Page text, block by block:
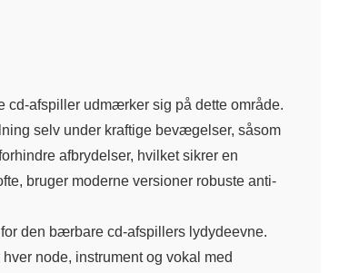
afspiller udmærker sig på dette område.
selv under kraftige bevægelser, såsom
afbrydelser, hvilket sikrer en
bruger moderne versioner robuste anti-
den bærbare cd-afspillers lydydeevne.
node, instrument og vokal med